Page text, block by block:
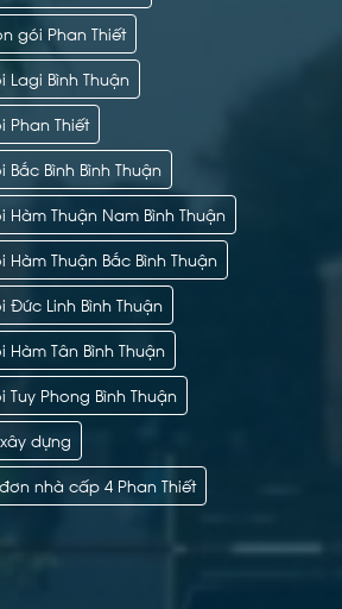
gói Phan Thiết
Bình Thuận
Phan Thiết
Bình Bình Thuận
Thuận Nam Bình Thuận
Thuận Bắc Bình Thuận
Đức Linh Bình Thuận
Tân Bình Thuận
Phong Bình Thuận
dựng
nhà cấp 4 Phan Thiết